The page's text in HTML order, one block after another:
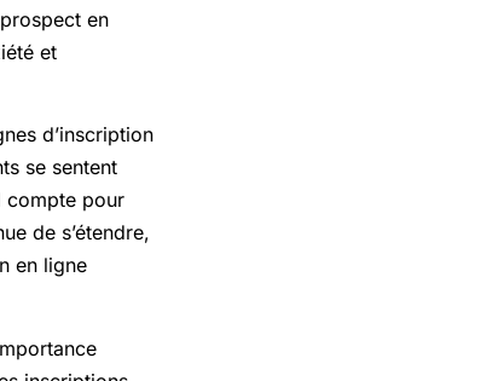
en
et
d’inscription
se sentent
compte pour
de s’étendre,
en ligne